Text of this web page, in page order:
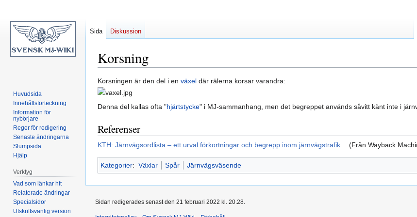
Korsning
Hoppa
till
Hoppa
till
Korsningen är den del i en växel där rälerna korsar varandra:
Denna del kallas ofta "hjärtstycke" i MJ-sammanhang, men det begreppet används såvitt känt inte i
Referenser
KTH: Järnvägsordlista – ett urval förkortningar och begrepp inom järnvägstrafik (Från Wayback
Kategorier: Växlar Spår Järnvägsväsende
Sida Diskussion
Huvudsida
Innehållsförteckning
Information för
nybörjare
Reger för redigering
Senaste ändringarna
Slumpsida
Hjälp
Verktyg
Vad som länkar hit
Relaterade ändringar
Specialsidor
Utskriftsvänlig version
Sidan redigerades senast den 21 februari 2022 kl. 20.28.